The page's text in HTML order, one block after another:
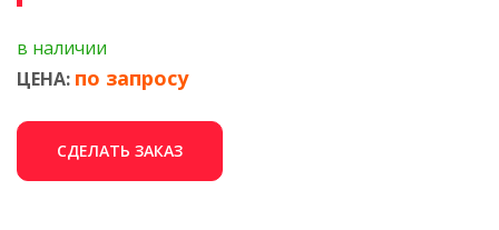
в наличии
ЦЕНА: по запросу
СДЕЛАТЬ ЗАКАЗ